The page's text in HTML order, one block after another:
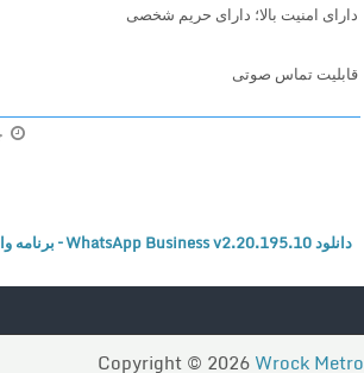
دارای امنیت بالا؛ دارای حریم شخصی
قابلیت تماس صوتی
دانلود WhatsApp Business v2.20.195.10 – برنامه واتساپ بیزینس اندروید
Wrock Metro